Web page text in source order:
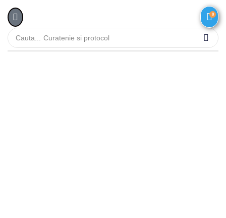
Cauta... Curatenie si protocol
0